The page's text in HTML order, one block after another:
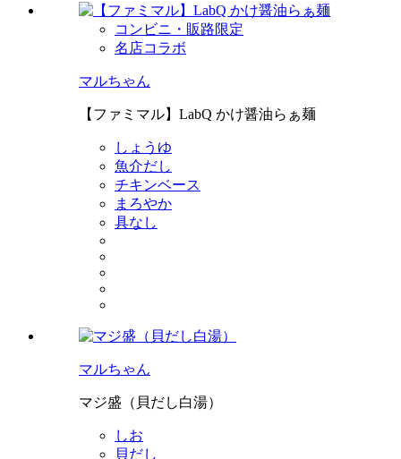
コンビニ・販路限定
名店コラボ
マルちゃん
【ファミマル】LabQ かけ醤油らぁ麺
しょうゆ
魚介だし
チキンベース
まろやか
具なし
マルちゃん
マジ盛（貝だし白湯）
しお
貝だし